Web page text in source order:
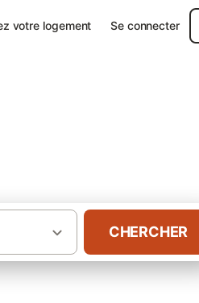
votre logement Se connecter
CHERCHER